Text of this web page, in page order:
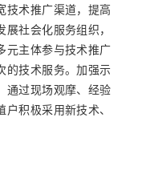
技术推广渠道，提高
社会化服务组织，
主体参与技术推广
的技术服务。加强示
通过现场观摩、经验
积极采用新技术、